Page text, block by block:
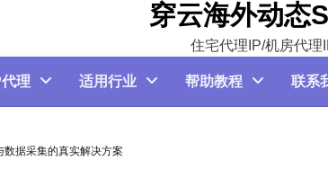
穿云海外动态
住宅代理IP/机房代理
理 适用行业 帮助教程 联系
据采集的真实解决方案